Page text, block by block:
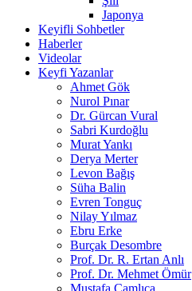
Japonya
Keyifli Sohbetler
Haberler
Videolar
Keyfi Yazanlar
Ahmet Gök
Nurol Pınar
Dr. Gürcan Vural
Sabri Kurdoğlu
Murat Yankı
Derya Merter
Levon Bağış
Süha Balin
Evren Tonguç
Nilay Yılmaz
Ebru Erke
Burçak Desombre
Prof. Dr. R. Ertan Anlı
Prof. Dr. Mehmet Ömür
Mustafa Çamlıca